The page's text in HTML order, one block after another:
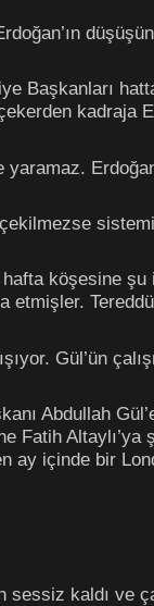
Başkanları
kadraja
köşesine şu
Gül’ün
Abdullah
Fatih
ay içinde bir
kaldı ve